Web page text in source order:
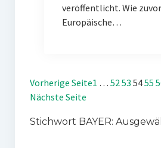
veröffentlicht. Wie
Europäische…
Vorherige Seite1 … 5253 5455
Nächste Seite
Stichwort BAYER: